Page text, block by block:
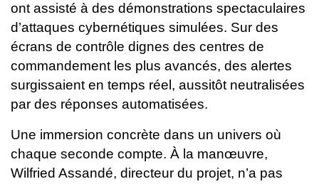
ont assisté à des démonstrations spectaculaires
d’attaques cybernétiques simulées. Sur des
écrans de contrôle dignes des centres de
commandement les plus avancés, des alertes
surgissaient en temps réel, aussitôt neutralisées
par des réponses automatisées.
Une immersion concrète dans un univers où
chaque seconde compte. À la manœuvre,
Wilfried Assandé, directeur du projet, n’a pas